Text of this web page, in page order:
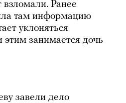
взломали. Ранее
там информацию
уклоняться
занимается дочь
завели дело